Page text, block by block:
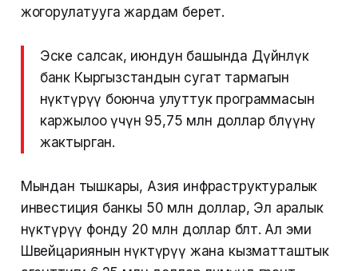
жогорулатууга жардам берет.
Эске салсак, июндун башында Дүйнөлүк
банк Кыргызстандын сугат тармагын
өнүктүрүү боюнча улуттук программасын
каржылоо үчүн 95,75 млн доллар бөлүүнү
жактырган.
Мындан тышкары, Азия инфраструктуралык
инвестиция банкы 50 млн доллар, Эл аралык
өнүктүрүү фонду 20 млн доллар бөлөт. Ал эми
Швейцариянын өнүктүрүү жана кызматташтык